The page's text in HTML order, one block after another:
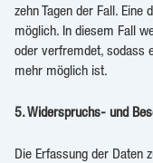
zehn Tagen der Fall. Eine
möglich. In diesem Fall
oder verfremdet, sodass
mehr möglich ist.
5. Widerspruchs- und
Die Erfassung der Daten